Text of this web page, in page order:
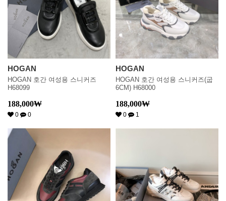
HOGAN
HOGAN 호간 여성용 스니커즈
H68099
188,000₩
0 0
HOGAN
HOGAN 호간 여성용 스니커즈(굽
6CM) H68000
188,000₩
0 1